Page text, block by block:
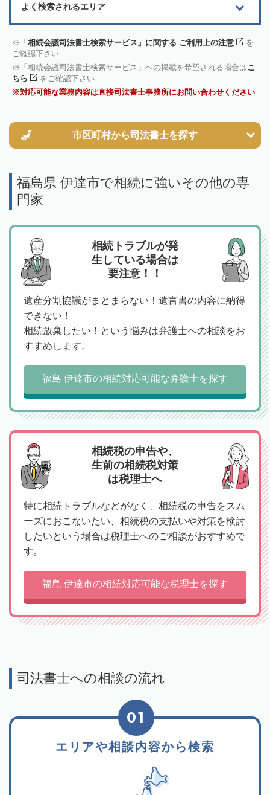
よく検索されるエリア
「相続会議司法書士検索サービス」に関する ご利用上の注意
を
ご確認下さい
「相続会議司法書士検索サービス」への掲載を希望される場合はこ
ちら
をご確認下さい
対応可能な業務内容は直接司法書士事務所にお問い合わせください
市区町村から司法書士を探す
福島県 伊達市で相続に強いその他の専
門家
相続トラブルが発
生している場合は
要注意！！
遺産分割協議がまとまらない！遺言書の内容に納得
できない！
相続放棄したい！という悩みは弁護士への相談をお
すすめします。
福島 伊達市の相続対応可能な弁護士を探す
相続税の申告や、
生前の相続税対策
は税理士へ
特に相続トラブルなどがなく、相続税の申告をスム
ーズにおこないたい、相続税の支払いや対策を検討
したいという場合は税理士へのご相談がおすすめで
す。
福島 伊達市の相続対応可能な税理士を探す
司法書士への相談の流れ
エリアや相談内容から検索
01